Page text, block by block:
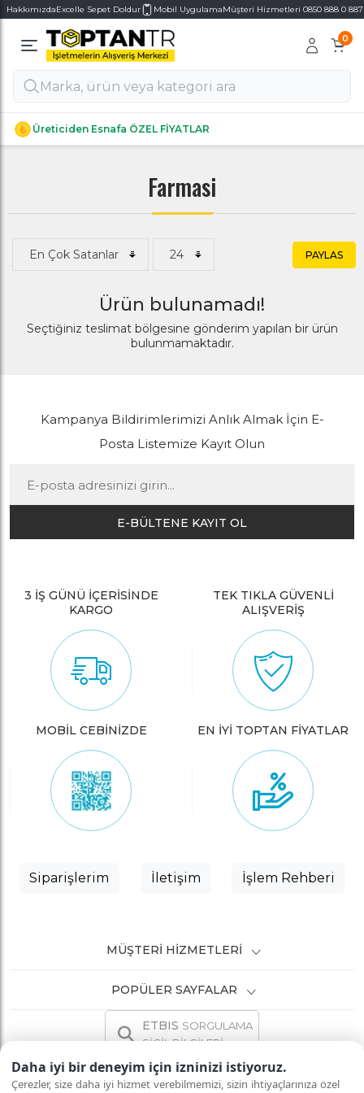
Daha iyi bir deneyim için izninizi istiyoruz.
Çerezler, size daha iyi hizmet verebilmemizi, sizin ihtiyaçlarınıza özel
HakkımızdaExcelle Sepet Doldur Mobil UygulamaMüşteri Hizmetleri 0850 888 0 887
0
Üreticiden Esnafa ÖZEL FİYATLAR
Alt Kategoriler
Alt Kategoriler
Farmasi
PAYLAS
Ürün bulunamadı!
Seçtiğiniz teslimat bölgesine gönderim yapılan bir ürün
bulunmamaktadır.
Kampanya Bildirimlerimizi Anlık Almak İçin E-
Posta Listemize Kayıt Olun
E-BÜLTENE KAYIT OL
3 İŞ GÜNÜ İÇERİSİNDE
KARGO
TEK TIKLA GÜVENLİ
ALIŞVERİŞ
MOBİL CEBİNİZDE EN İYİ TOPTAN FİYATLAR
Siparişlerim İletişim İşlem Rehberi
MÜŞTERI HIZMETLERI
POPÜLER SAYFALAR
ETBIS SORGULAMA
SİCİL BİLGİLERİ